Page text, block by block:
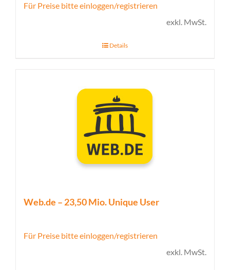
Für Preise bitte einloggen/registrieren
exkl. MwSt.
Details
Web.de – 23,50 Mio. Unique User
Für Preise bitte einloggen/registrieren
exkl. MwSt.